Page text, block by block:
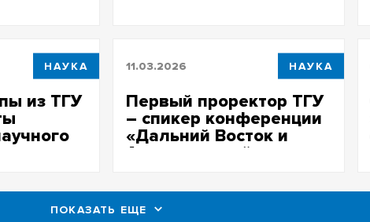
НАУКА
из ТГУ
11.03.2026 НАУКА
Первый проректор ТГУ
– спикер конференции
«Дальний Восток и
Арктика: устойчивое
ПОКАЗАТЬ ЕЩЕ